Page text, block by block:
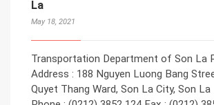
La
May 18, 2021
Transportation Department of Son La
Address : 188 Nguyen Luong Bang
Quyet Thang Ward, Son La City, Son La